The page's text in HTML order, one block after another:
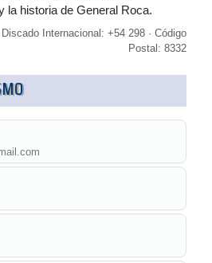
la historia de General Roca.
Internacional: +54 298 · Código
Postal: 8332